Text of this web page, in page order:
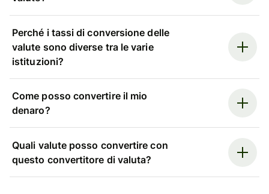
Perché i tassi di conversione delle
valute sono diverse tra le varie
istituzioni?
Come posso convertire il mio
denaro?
Quali valute posso convertire con
questo convertitore di valuta?